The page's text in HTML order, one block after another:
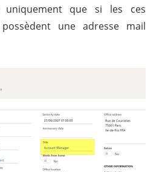
uniquement que si les ces
une adresse mail